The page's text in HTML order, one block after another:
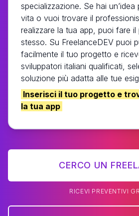
specializzazione. Se hai
vita o vuoi trovare il
realizzare la tua app, puoi fare
stesso. Su FreelanceDEV puoi
facilmente il tuo progetto e
sviluppatori italiani qualificati,
soluzione più adatta alle tue
Inserisci il tuo progetto e
la tua app
CERCO UN
RICEVI PREVENTIVI